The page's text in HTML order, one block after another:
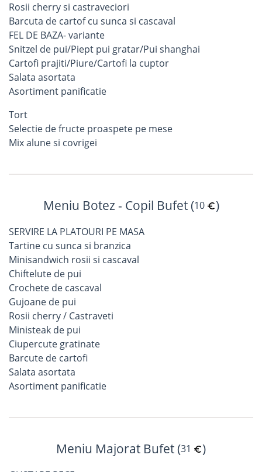
Rosii cherry si castraveciori
Barcuta de cartof cu sunca si cascaval
FEL DE BAZA- variante
Snitzel de pui/Piept pui gratar/Pui shanghai
Cartofi prajiti/Piure/Cartofi la cuptor
Salata asortata
Asortiment panificatie
Tort
Selectie de fructe proaspete pe mese
Mix alune si covrigei
Meniu Botez - Copil Bufet (10 )
SERVIRE LA PLATOURI PE MASA
Tartine cu sunca si branzica
Minisandwich rosii si cascaval
Chiftelute de pui
Crochete de cascaval
Gujoane de pui
Rosii cherry / Castraveti
Ministeak de pui
Ciupercute gratinate
Barcute de cartofi
Salata asortata
Asortiment panificatie
Meniu Majorat Bufet (31 )